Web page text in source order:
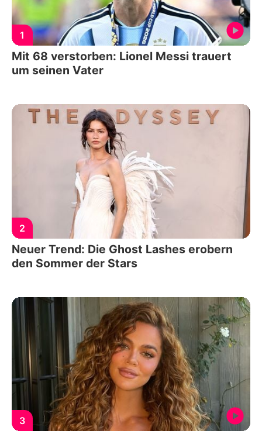
1
Mit 68 verstorben: Lionel Messi trauert
um seinen Vater
2
Neuer Trend: Die Ghost Lashes erobern
den Sommer der Stars
3